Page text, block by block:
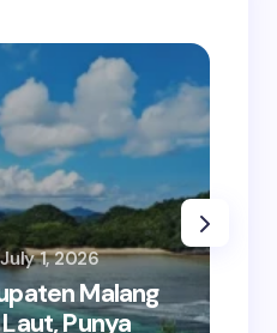
Malang
Punya
July 1, 2026